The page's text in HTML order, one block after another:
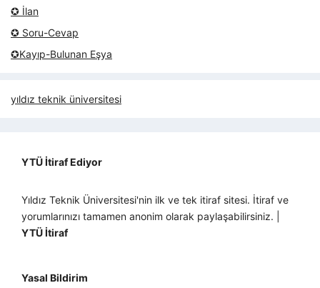
✪ İlan
✪ Soru-Cevap
✪Kayıp-Bulunan Eşya
yıldız teknik üniversitesi
YTÜ İtiraf Ediyor
Yıldız Teknik Üniversitesi'nin ilk ve tek itiraf sitesi. İtiraf ve
yorumlarınızı tamamen anonim olarak paylaşabilirsiniz. |
YTÜ İtiraf
Yasal Bildirim